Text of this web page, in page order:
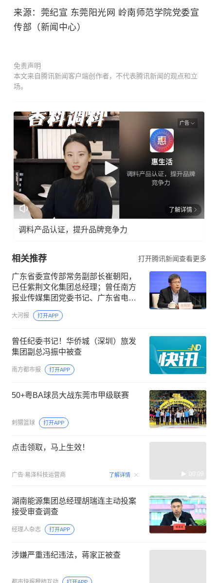
来源：莞纪宣 东莞阳光网 岭南师范学院党委宣
传部（新闻中心）
免责声明
本文来自腾讯新闻客户端创作者，不代表腾讯新闻的观点和立
场。
广告
了解详情
调料产品认证，提升品牌竞争力
相关推荐 打开腾讯新闻查看更多
广东省委宣传部常务副部长崔朝阳，
已任紫荆文化集团总经理；曾任南方
报业传媒集团党委书记、广东省电影
局局长等职务
大河报 打开APP
曾任纪委书记！华侨城（深圳）旅发
集团副总冯振中被查
南方都市报 打开APP
50+粤BA球员大战东莞市甲级联赛
刺猬篮球 打开APP
点击领取，马上生效！
广告 易泽科技运营商 了解详情 00:09
湖南能源集团总经理胡瑞连主动投案
接受审查调查
经理人杂志 打开APP
涉嫌严重违纪违法，蒋家正被查